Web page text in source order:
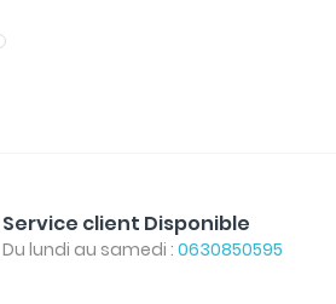
Service client Disponible
Du lundi au samedi : 0630850595